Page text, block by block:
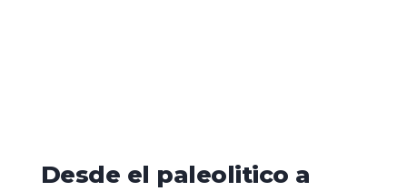
Desde el paleolitico a